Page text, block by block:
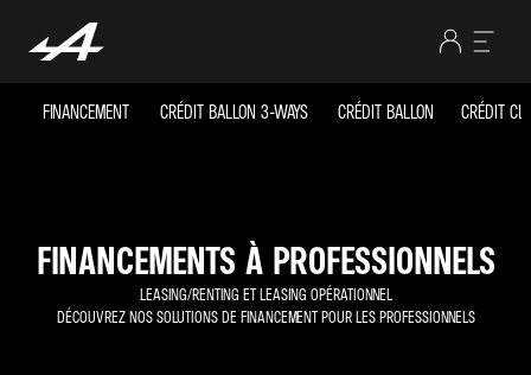
FINANCEMENT CRÉDIT BALLON 3-WAYS CRÉDIT BALLON CRÉDIT
FINANCEMENTS À PROFESSIONNELS
LEASING/RENTING ET LEASING OPÉRATIONNEL
DÉCOUVREZ NOS SOLUTIONS DE FINANCEMENT POUR LES PROFESSIONNELS